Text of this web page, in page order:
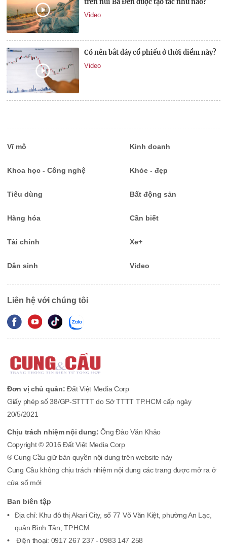
trên núi Bà Đen được tạo tác như nào?
Video
Có nên bắt đáy cổ phiếu ở thời điểm này?
Video
Vĩ mô Kinh doanh
Khoa học - Công nghệ Khỏe - đẹp
Tiêu dùng Bất động sản
Hàng hóa Cần biết
Tài chính Xe+
Dân sinh Video
Liên hệ với chúng tôi
Đơn vị chủ quản: Đất Việt Media Corp
Giấy phép số 38/GP-STTTT do Sở TTTT TP.HCM cấp ngày
20/5/2021
Chịu trách nhiệm nội dung:Ông Đào Văn Khảo
Copyright © 2016 Đất Việt Media Corp
® Cung Cầu giữ bản quyền nội dung trên website này
Cung Cầu không chịu trách nhiệm nội dung các trang được mở ra ở
cửa sổ mới
Ban biên tập
Địa chỉ: Khu đô thị Akari City, số 77 Võ Văn Kiệt, phường An Lạc,
quận Bình Tân, TP.HCM
Điện thoại: 0917 267 237 - 0983 147 258